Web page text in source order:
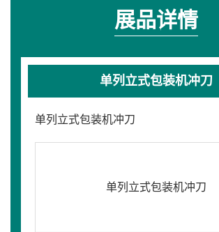
展品详情
单列立式包装机冲刀
单列立式包装机冲刀
单列立式包装机冲刀